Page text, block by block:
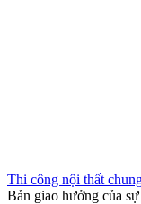
Thi công nội thất
Bản giao hưởng của